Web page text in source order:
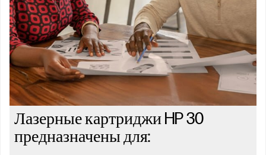
Лазерные картриджи HP 30
предназначены для: